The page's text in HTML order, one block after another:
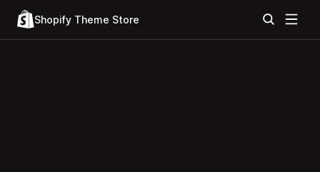
Shopify Theme Store